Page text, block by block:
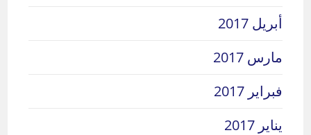
أبريل 2017
مارس 2017
فبراير 2017
يناير 2017